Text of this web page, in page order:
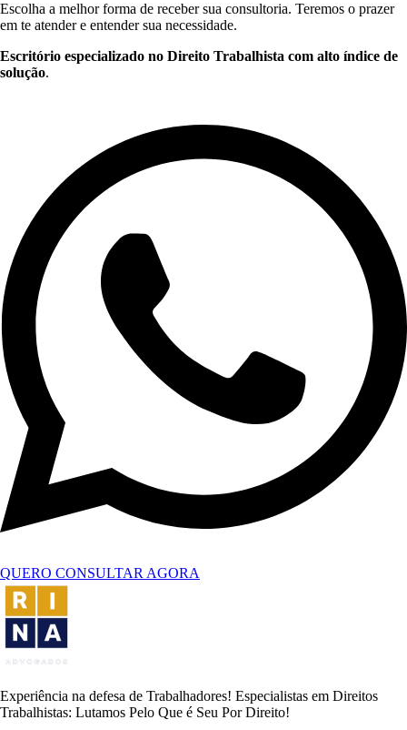
Escolha a melhor forma de receber sua consultoria. Teremos o prazer
em te atender e entender sua necessidade.
Escritório especializado no Direito Trabalhista com alto índice de
solução.
QUERO CONSULTAR AGORA
Experiência na defesa de Trabalhadores! Especialistas em Direitos
Trabalhistas: Lutamos Pelo Que é Seu Por Direito!